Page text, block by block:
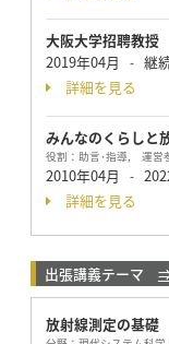
大阪大学招聘教授
2019年04月
- 継
詳細を見る
みんなのくらし
役割： 助言･指導, 運営
2010年04月 -
詳細を見る
出張講義テーマ
放射線測定の基礎